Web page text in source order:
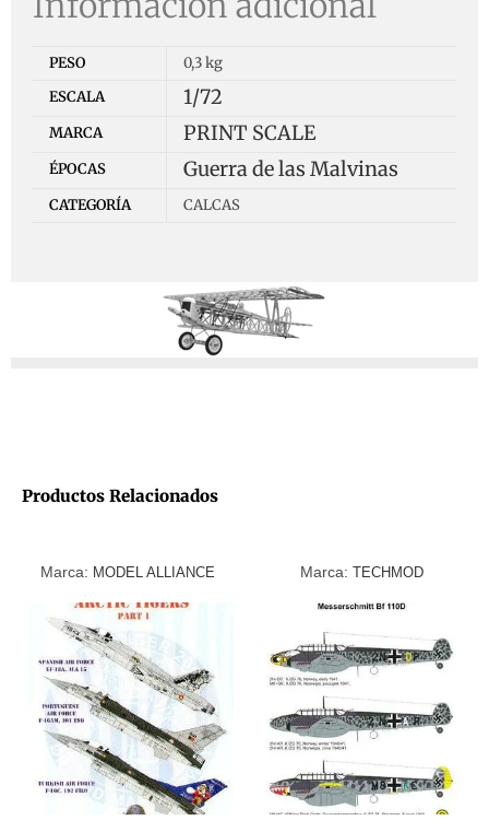
PESO
0,3 kg
ESCALA
1/72
MARCA PRINT SCALE
ÉPOCAS Guerra de las Malvinas
CATEGORÍA CALCAS
Productos Relacionados
Marca: MODEL ALLIANCE Marca: TECHMOD